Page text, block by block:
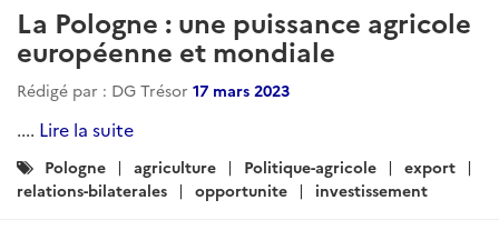
La Pologne : une puissance agricole
européenne et mondiale
Rédigé par : DG Trésor 17 mars 2023
.... Lire la suite
Catégories
:
Pologne agriculture Politique-agricole
export
relations-bilaterales
opportunite investissement